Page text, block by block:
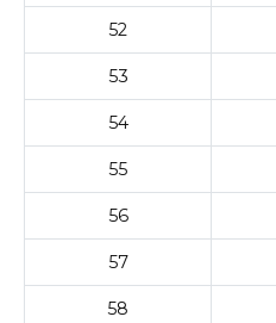
52
53
54
55
56
57
58